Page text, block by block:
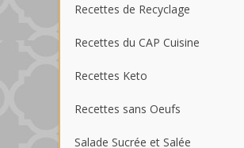
Recettes de Recyclage
Recettes du CAP Cuisine
Recettes Keto
Recettes sans Oeufs
Salade Sucrée et Salée